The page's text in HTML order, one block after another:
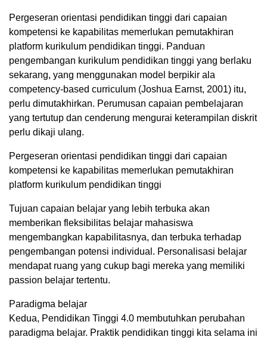
Pergeseran orientasi pendidikan tinggi dari capaian
kompetensi ke kapabilitas memerlukan pemutakhiran
platform kurikulum pendidikan tinggi. Panduan
pengembangan kurikulum pendidikan tinggi yang berlaku
sekarang, yang menggunakan model berpikir ala
competency-based curriculum (Joshua Earnst, 2001) itu,
perlu dimutakhirkan. Perumusan capaian pembelajaran
yang tertutup dan cenderung mengurai keterampilan diskrit
perlu dikaji ulang.
Pergeseran orientasi pendidikan tinggi dari capaian
kompetensi ke kapabilitas memerlukan pemutakhiran
platform kurikulum pendidikan tinggi
Tujuan capaian belajar yang lebih terbuka akan
memberikan fleksibilitas belajar mahasiswa
mengembangkan kapabilitasnya, dan terbuka terhadap
pengembangan potensi individual. Personalisasi belajar
mendapat ruang yang cukup bagi mereka yang memiliki
passion belajar tertentu.
Paradigma belajar
Kedua, Pendidikan Tinggi 4.0 membutuhkan perubahan
paradigma belajar. Praktik pendidikan tinggi kita selama ini